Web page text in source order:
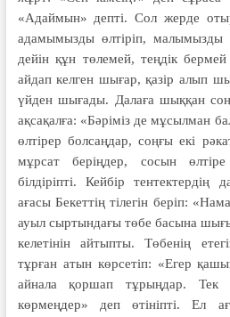
«Адаймын» депті. Сол жерде
адамымызды өлтіріп, малымызды
дейін құн төлемей, теңдік
айдап келген шығар, қазір алып
үйден шығады. Далаға шыққан
ақсақалға: «Бәріміз де мұсылман
өлтірер болсаңдар, соңғы екі
мұрсат беріңдер, сосын
білдіріпті. Кейбір
ағасы Бекеттің тілегін беріп:
ауыл сыртындағы төбе басына
келетінін айтыпты. Төбенің
тұрған атын көрсетіп: «Егер
айнала қоршап тұрыңдар. Тек
көрмеңдер» деп өтініпті. Ел